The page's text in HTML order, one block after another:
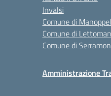
Invalsi
Comune di
Comune di
Comune di
Amministrazione